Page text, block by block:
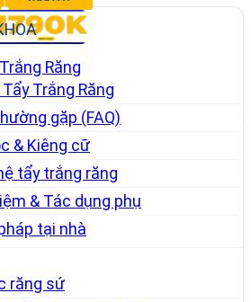
Răng
Trắng Răng
gặp (FAQ)
& Kiêng cữ
tẩy trắng răng
& Tác dụng phụ
tại nhà
răng sứ